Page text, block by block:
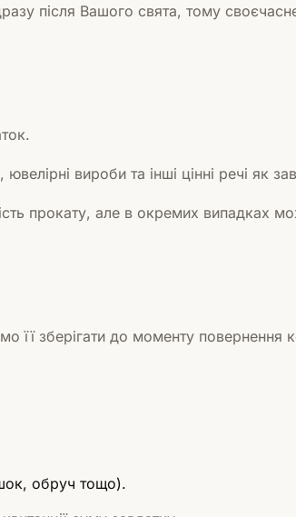
після Вашого свята, тому
вироби та інші цінні речі як
прокату, але в окремих випадках
її зберігати до моменту повернення
обруч тощо).